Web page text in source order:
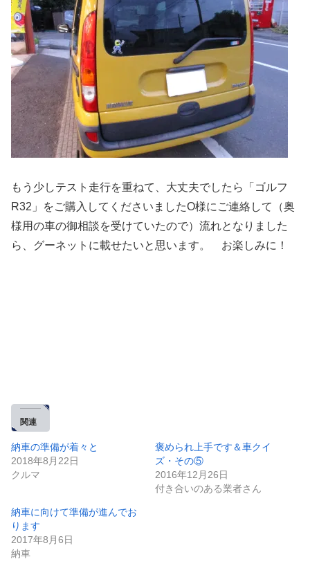
もう少しテスト走行を重ねて、大丈夫でしたら「ゴルフ
R32」をご購入してくださいましたO様にご連絡して（奥
様用の車の御相談を受けていたので）流れとなりました
ら、グーネットに載せたいと思います。 お楽しみに！
関連
納車の準備が着々と
2018年8月22日
クルマ
褒められ上手です＆車クイ
ズ・その⑤
2016年12月26日
付き合いのある業者さん
納車に向けて準備が進んでお
ります
2017年8月6日
納車